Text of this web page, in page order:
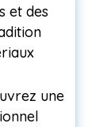
et des
une